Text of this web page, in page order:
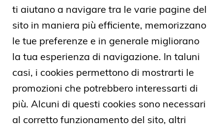
ti aiutano a navigare tra le varie pagine del
sito in maniera più efficiente, memorizzano
le tue preferenze e in generale migliorano
la tua esperienza di navigazione. In taluni
casi, i cookies permettono di mostrarti le
promozioni che potrebbero interessarti di
più. Alcuni di questi cookies sono necessari
al corretto funzionamento del sito, altri